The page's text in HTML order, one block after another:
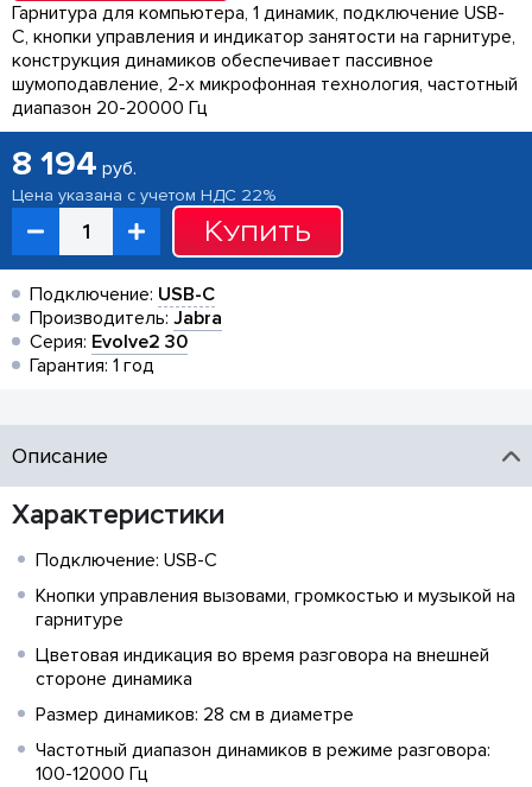
Гарнитура для компьютера, 1 динамик, подключение USB-
C, кнопки управления и индикатор занятости на гарнитуре,
конструкция динамиков обеспечивает пассивное
шумоподавление, 2-х микрофонная технология, частотный
диапазон 20-20000 Гц
8 194 руб.
Цена указана с учетом НДС 22%
Купить
Подключение: USB-C
Производитель: Jabra
Серия: Evolve2 30
Гарантия: 1 год
Описание
Характеристики
Подключение: USB-C
Кнопки управления вызовами, громкостью и музыкой на
гарнитуре
Цветовая индикация во время разговора на внешней
стороне динамика
Размер динамиков: 28 см в диаметре
Частотный диапазон динамиков в режиме разговора:
100-12000 Гц